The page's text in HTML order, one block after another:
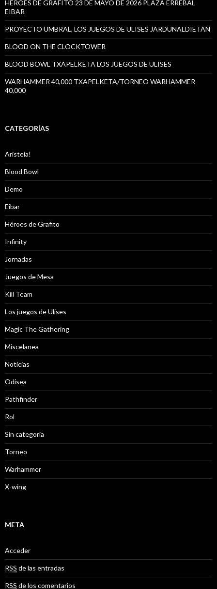
HEROES DE GRAFITO 23 DE MAYO DE 2026 PLAZA ERREBAL
EIBAR
PROYECTO UMBRAL, LOS JUEGOS DE ULISES JARDUNALDIETAN
BLOOD ON THE CLOCKTOWER
BLOOD BOWL TXAPELKETA LOS JUEGOS DE ULISES
WARHAMMER 40,000 TXAPELKETA/TORNEO WARHAMMER
40,000
CATEGORÍAS
Aristeia!
Blood Bowl
Demo
Eibar
Héroes de Grafito
Infinity
Jornadas
Juegos de Mesa
Kill Team
Los juegos de Ulises
Magic The Gathering
Miscelanea
Noticias
Odisea
Pathfinder
Rol
Sin categoría
Torneo
Warhammer
X-wing
META
Acceder
RSS de las entradas
RSS de los comentarios